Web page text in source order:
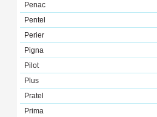
Penac
Pentel
Perier
Pigna
Pilot
Plus
Pratel
Prima